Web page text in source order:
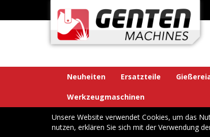
Neuheiten Ersatzteile
Werkzeugmaschinen
Unsere Website verwendet Cookies, um das
nutzen, erklären Sie sich mit der Verwendung